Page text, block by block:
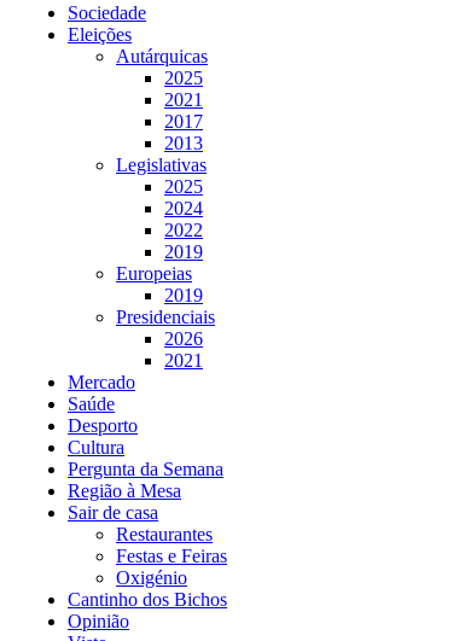
Sociedade
Eleições
Autárquicas
2025
2021
2017
2013
Legislativas
2025
2024
2022
2019
Europeias
2019
Presidenciais
2026
2021
Mercado
Saúde
Desporto
Cultura
Pergunta da Semana
Região à Mesa
Sair de casa
Restaurantes
Festas e Feiras
Oxigénio
Cantinho dos Bichos
Opinião